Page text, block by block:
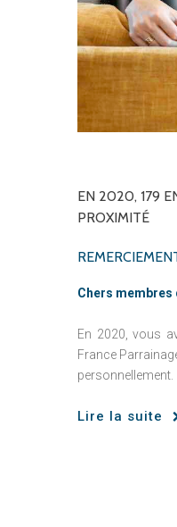
EN 2020, 179
PROXIMITÉ
Chers membres
En 2020, vous
France
personnellement.
Lire la suite